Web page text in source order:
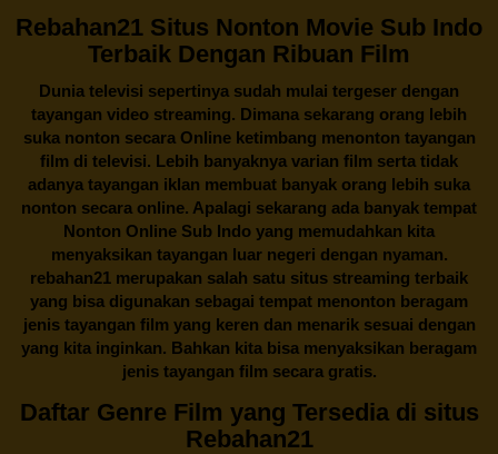
Rebahan21 Situs Nonton Movie Sub Indo
Terbaik Dengan Ribuan Film
Dunia televisi sepertinya sudah mulai tergeser dengan
tayangan video streaming. Dimana sekarang orang lebih
suka nonton secara Online ketimbang menonton tayangan
film di televisi. Lebih banyaknya varian film serta tidak
adanya tayangan iklan membuat banyak orang lebih suka
nonton secara online. Apalagi sekarang ada banyak tempat
Nonton Online Sub Indo yang memudahkan kita
menyaksikan tayangan luar negeri dengan nyaman.
rebahan21 merupakan salah satu situs streaming terbaik
yang bisa digunakan sebagai tempat menonton beragam
jenis tayangan film yang keren dan menarik sesuai dengan
yang kita inginkan. Bahkan kita bisa menyaksikan beragam
jenis tayangan film secara gratis.
Daftar Genre Film yang Tersedia di situs
Rebahan21